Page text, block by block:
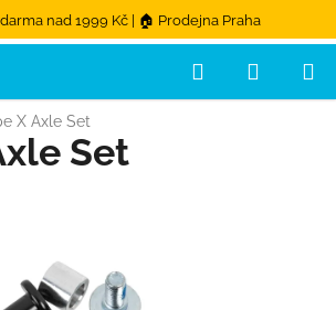
nad 1999 Kč | 🏠 Prodejna Praha
Hledat
X Axle Set
Set